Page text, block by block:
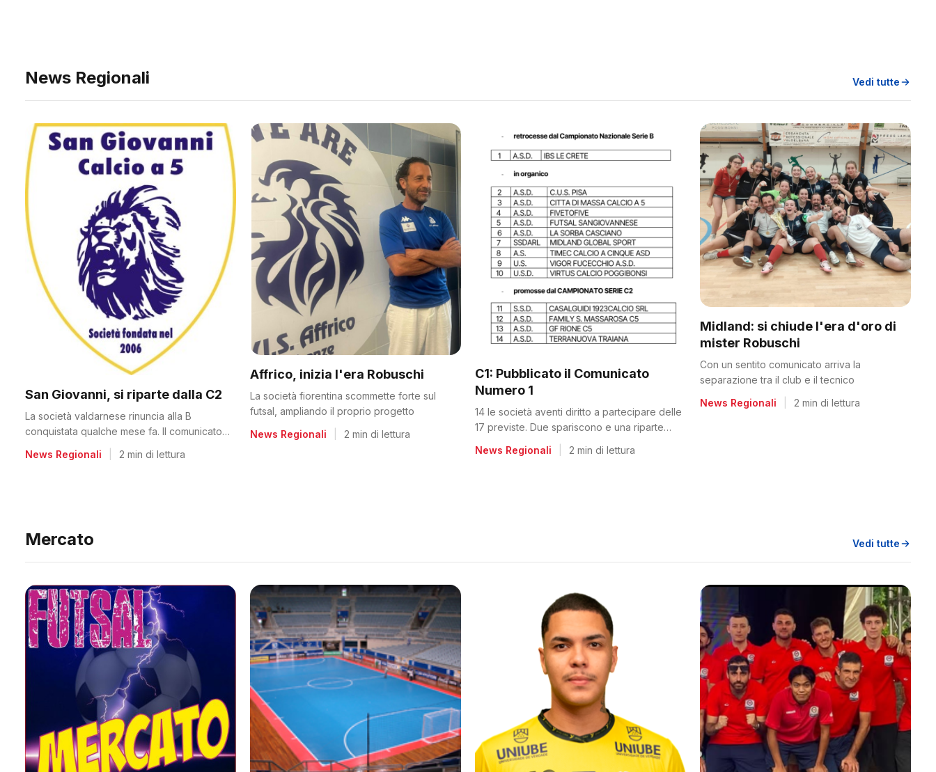
News Regionali Vedi tutte
San Giovanni, si riparte dalla C2
La società valdarnese rinuncia alla B
conquistata qualche mese fa. Il comunicato
News Regionali 2 min di lettura
Affrico, inizia l'era Robuschi
La società fiorentina scommette forte sul
futsal, ampliando il proprio progetto
News Regionali
2 min di lettura
C1: Pubblicato il Comunicato
Numero 1
14 le società aventi diritto a partecipare delle
17 previste. Due spariscono e una riparte
News Regionali 2 min di lettura
Midland: si chiude l'era d'oro di
mister Robuschi
Con un sentito comunicato arriva la
separazione tra il club e il tecnico
News Regionali
2 min di lettura
Mercato Vedi tutte